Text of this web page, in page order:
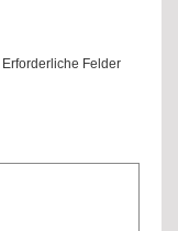
Erforderliche Felder